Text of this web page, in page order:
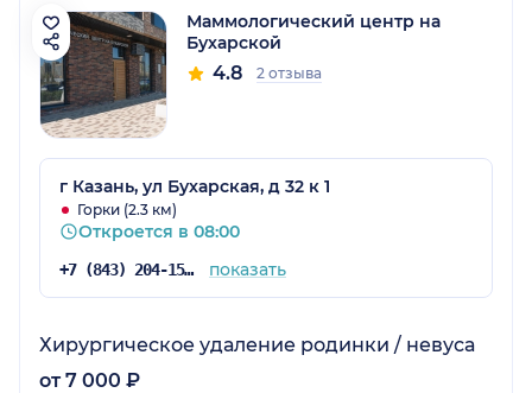
Маммологический центр на
Бухарской
4.8 2 отзыва
г Казань, ул Бухарская, д 32 к 1
Горки (2.3 км)
Откроется в 08:00
+7 (843) 204-15-06 показать
Хирургическое удаление родинки / невуса
от 7 000 ₽